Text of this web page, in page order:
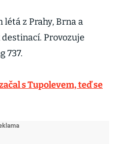
z Prahy, Brna a
Provozuje
737.
s Tupolevem, teď se